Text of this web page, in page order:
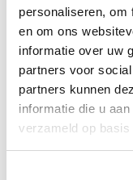
personaliseren, om
en om ons
informatie over uw
partners voor
partners kunnen
informatie die u
verzameld op
VOETENRING ?
VOETENSTER IN